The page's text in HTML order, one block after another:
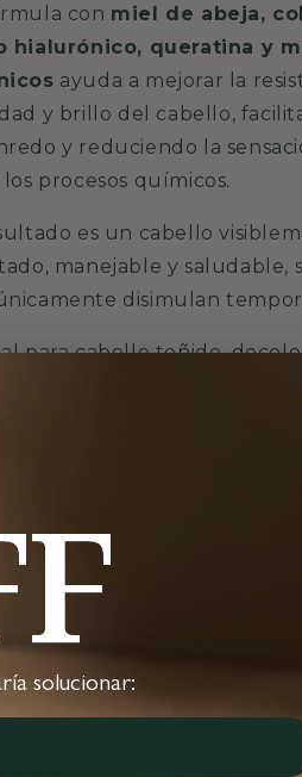
con miel de abeja,
hialurónico, queratina y
ayuda a mejorar la
y brillo del cabello,
y reduciendo la
procesos químicos.
es un cabello
manejable y saludable,
disimulan
para cabello teñido,
desde la raíz y ayuda
suaviza y mejora la
a recuperar el brillo y la
y acondicionador de
de colágeno de 1 a 2
de uso:
Apigreen y agita
solucionar: